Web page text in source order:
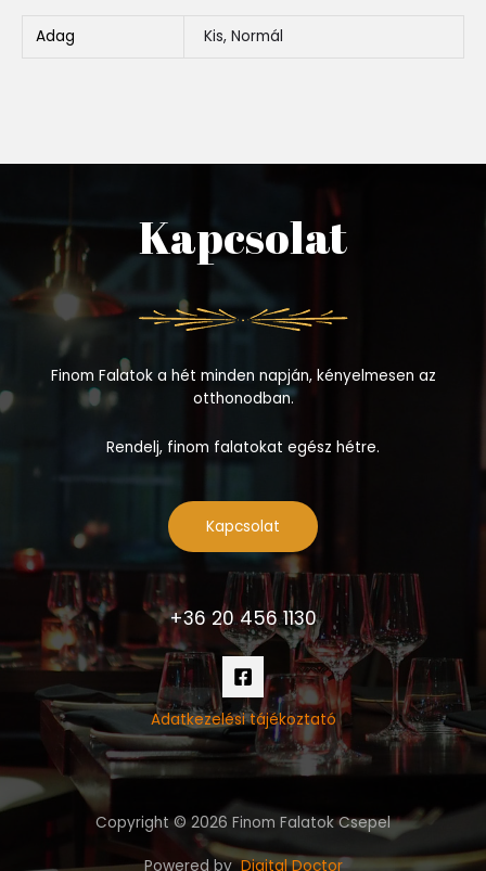
Adag Kis, Normál
Kapcsolat
Finom Falatok a hét minden napján, kényelmesen az
otthonodban.
Rendelj, finom falatokat egész hétre.
Kapcsolat
+36 20 456 1130
Adatkezelési tájékoztató
Copyright © 2026 Finom Falatok Csepel
Powered byDigital Doctor